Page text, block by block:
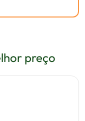
preço